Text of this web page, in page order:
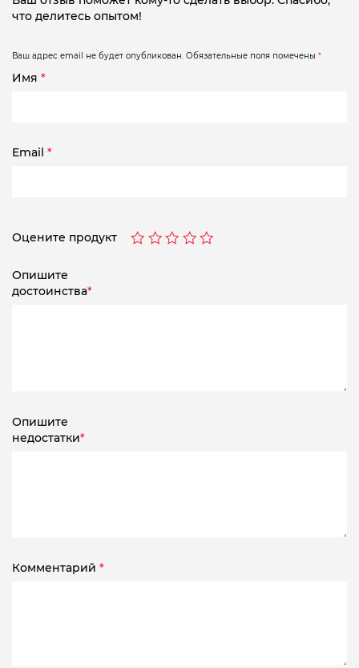
что делитесь опытом!
Ваш адрес email не будет опубликован. Обязательные поля помечены *
Имя *
Email *
Оцените продукт
Опишите
достоинства*
Опишите
недостатки*
Комментарий *